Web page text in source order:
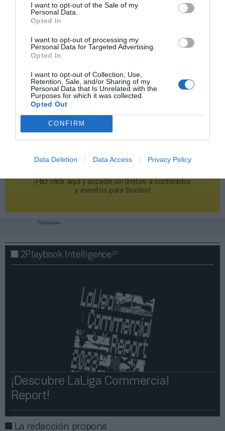
I want to opt-out of the Sale of my
Personal Data.
Opted In
I want to opt-out of processing my
Personal Data for Targeted Advertising.
Opted In
I want to opt-out of Collection, Use,
Retention, Sale, and/or Sharing of my
Personal Data that Is Unrelated with the
Purposes for which it was collected.
Opted Out
CONFIRM
Data Deletion Data Access Privacy Policy
2Playbook Club
¡Haz click aquí y accede sin límites a contenidos
y eventos para Socios!​​​​​​​
Publicidad
2Playbook Intelligence2P
¡Descubre LaLiga Commercial
Report!​​
La redacción propone